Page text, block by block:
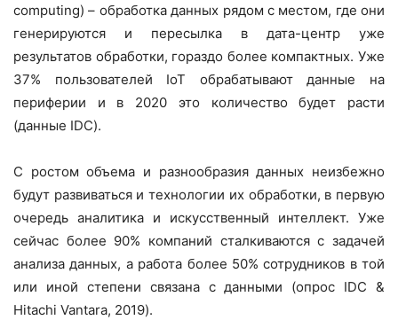
computing) – обработка данных рядом с местом, где они
генерируются и пересылка в дата-центр уже
результатов обработки, гораздо более компактных. Уже
37% пользователей IoT обрабатывают данные на
периферии и в 2020 это количество будет расти
(данные IDC).
С ростом объема и разнообразия данных неизбежно
будут развиваться и технологии их обработки, в первую
очередь аналитика и искусственный интеллект. Уже
сейчас более 90% компаний сталкиваются с задачей
анализа данных, а работа более 50% сотрудников в той
или иной степени связана c данными (опрос IDC &
Hitachi Vantara, 2019).